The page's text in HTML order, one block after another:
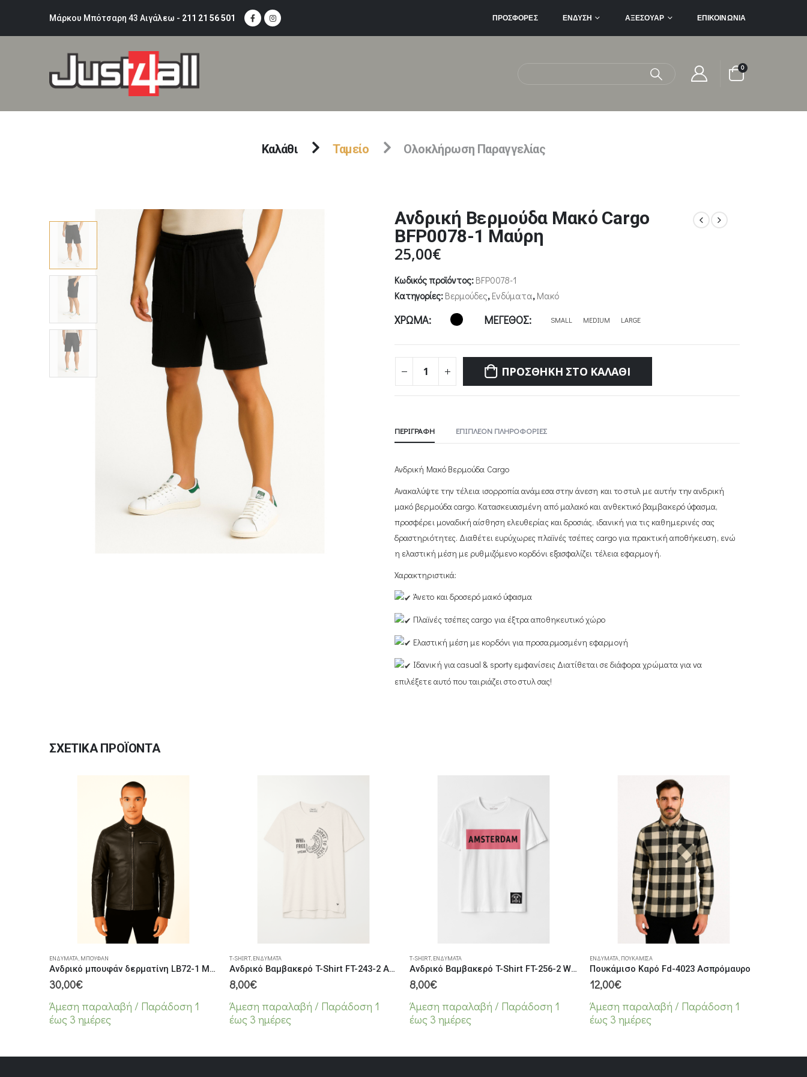
Μάρκου Μπότσαρη 43 Αιγάλεω - 211 21 56 501 ΠΡΟΣΦΟΡΕΣ ΈΝΔΥΣΗ ΑΞΕΣΟΥΆΡ ΕΠΙΚΟΙΝΩΝΊΑ
0
Καλάθι Ταμείο Ολοκλήρωση Παραγγελίας
Ανδρική Βερμούδα Μακό Cargo
BFP0078-1 Μαύρη
25,00€
Κωδικός προϊόντος: BFP0078-1
Κατηγορίες: Βερμούδες, Ενδύματα, Μακό
ΧΡΩΜΑ ΜΕΓΕΘΟΣ SMALL MEDIUM LARGE
ΠΡΟΣΘΉΚΗ ΣΤΟ ΚΑΛΆΘΙ
ΠΕΡΙΓΡΑΦΉ ΕΠΙΠΛΈΟΝ ΠΛΗΡΟΦΟΡΊΕΣ
Ανδρική Μακό Βερμούδα Cargo
Ανακαλύψτε την τέλεια ισορροπία ανάμεσα στην άνεση και το στυλ με αυτήν την ανδρική
μακό βερμούδα cargo. Κατασκευασμένη από μαλακό και ανθεκτικό βαμβακερό ύφασμα,
προσφέρει μοναδική αίσθηση ελευθερίας και δροσιάς, ιδανική για τις καθημερινές σας
δραστηριότητες. Διαθέτει ευρύχωρες πλαϊνές τσέπες cargo για πρακτική αποθήκευση, ενώ
η ελαστική μέση με ρυθμιζόμενο κορδόνι εξασφαλίζει τέλεια εφαρμογή.
Χαρακτηριστικά:
Άνετο και δροσερό μακό ύφασμα
Πλαϊνές τσέπες cargo για έξτρα αποθηκευτικό χώρο
Ελαστική μέση με κορδόνι για προσαρμοσμένη εφαρμογή
Ιδανική για casual & sporty εμφανίσεις Διατίθεται σε διάφορα χρώματα για να
επιλέξετε αυτό που ταιριάζει στο στυλ σας!
ΣΧΕΤΙΚΆ ΠΡΟΪΌΝΤΑ
ΕΝΔΎΜΑΤΑ, ΜΠΟΥΦΆΝ
Ανδρικό μπουφάν δερματίνη LB72-1 Μαύρο
30,00€
Άμεση παραλαβή / Παράδoση 1
έως 3 ημέρες
T-SHIRT, ΕΝΔΎΜΑΤΑ
Ανδρικό Βαμβακερό T-Shirt FT-243-2 Ασπρο
8,00€
Άμεση παραλαβή / Παράδoση 1
έως 3 ημέρες
T-SHIRT, ΕΝΔΎΜΑΤΑ
Ανδρικό Βαμβακερό T-Shirt FT-256-2 White
8,00€
Άμεση παραλαβή / Παράδoση 1
έως 3 ημέρες
ΕΝΔΎΜΑΤΑ, ΠΟΥΚΆΜΙΣΑ
Πουκάμισο Καρό Fd-4023 Ασπρόμαυρο
12,00€
Άμεση παραλαβή / Παράδoση 1
έως 3 ημέρες